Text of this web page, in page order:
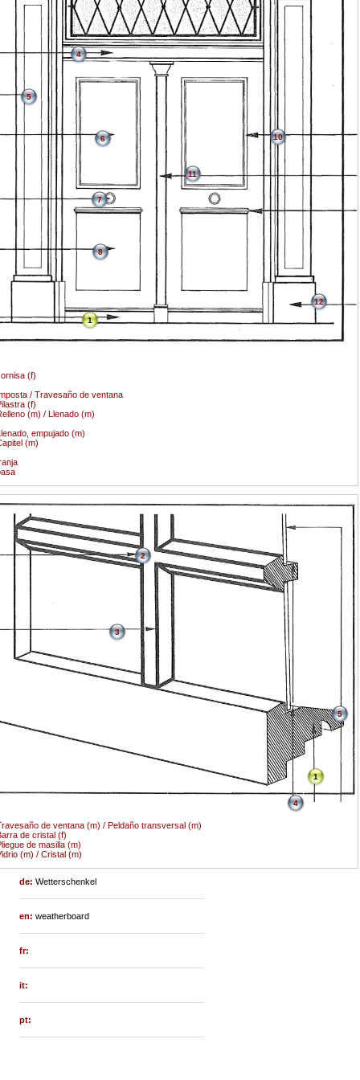
1
(f)
/ Travesaño de ventana
4
(f)
5
(m) / Llenado (m)
6
7
empujado (m)
8
(m)
10
11
12
1
de ventana (m) / Peldaño transversal (m)
2
de cristal (f)
3
de masilla (m)
4
(m) / Cristal (m)
5
de:Wetterschenkel
en:weatherboard
fr:
it:
pt: